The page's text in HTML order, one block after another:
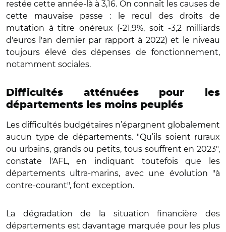
restée cette année-là à 3,16. On connaît les causes de
cette mauvaise passe : le recul des droits de
mutation à titre onéreux (-21,9%, soit -3,2 milliards
d'euros l'an dernier par rapport à 2022) et le niveau
toujours élevé des dépenses de fonctionnement,
notamment sociales.
Difficultés atténuées pour les
départements les moins peuplés
Les difficultés budgétaires n’épargnent globalement
aucun type de départements. "Qu’ils soient ruraux
ou urbains, grands ou petits, tous souffrent en 2023",
constate l'AFL, en indiquant toutefois que les
départements ultra-marins, avec une évolution "à
contre-courant", font exception.
La dégradation de la situation financière des
départements est davantage marquée pour les plus